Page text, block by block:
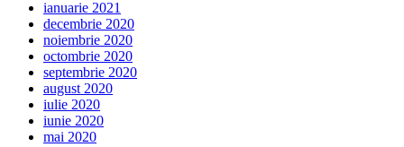
ianuarie 2021
decembrie 2020
noiembrie 2020
octombrie 2020
septembrie 2020
august 2020
iulie 2020
iunie 2020
mai 2020